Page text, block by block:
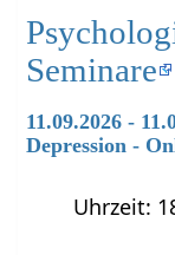
Seminare
11.09.2026 -
Depression -
Uhrzeit: